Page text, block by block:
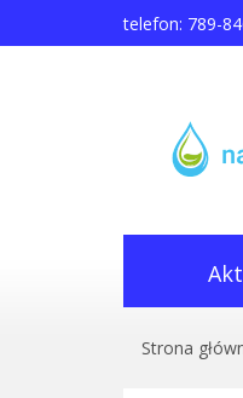
telefon: 789-
Strona